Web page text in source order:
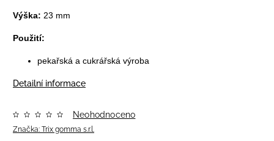
Výška: 23 mm
Použití:
pekařská a cukrářská výroba
Detailní informace
Značka: Trix gomma s.r.l.
Neohodnoceno